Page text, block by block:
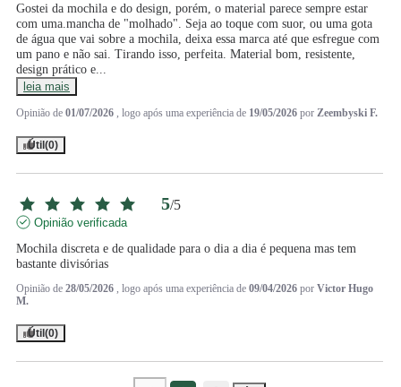
Gostei da mochila e do design, porém, o material parece sempre estar
com uma.mancha de "molhado". Seja ao toque com suor, ou uma gota
de água que vai sobre a mochila, deixa essa marca até que esfregue com
um pano e não sai. Tirando isso, perfeita. Material bom, resistente,
design prático e
leia mais
Opinião de 01/07/2026 , logo após uma experiência de 19/05/2026 por Zeembyski F.
Útil(0)
5/5
Opinião verificada
Mochila discreta e de qualidade para o dia a dia é pequena mas tem
bastante divisórias
Opinião de 28/05/2026 , logo após uma experiência de 09/04/2026 por Victor Hugo
M.
Útil(0)